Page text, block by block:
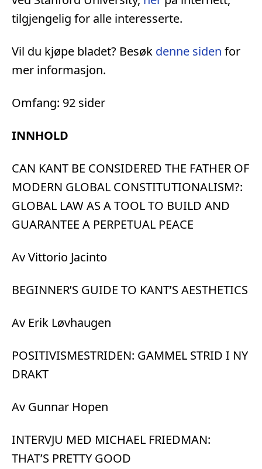
tilgjengelig for alle interesserte.
Vil du kjøpe bladet? Besøk denne siden for
mer informasjon.
Omfang: 92 sider
INNHOLD
CAN KANT BE CONSIDERED THE FATHER OF
MODERN GLOBAL CONSTITUTIONALISM?:
GLOBAL LAW AS A TOOL TO BUILD AND
GUARANTEE A PERPETUAL PEACE
Av Vittorio Jacinto
BEGINNER’S GUIDE TO KANT’S AESTHETICS
Av Erik Løvhaugen
POSITIVISMESTRIDEN: GAMMEL STRID I NY
DRAKT
Av Gunnar Hopen
INTERVJU MED MICHAEL FRIEDMAN:
THAT’S PRETTY GOOD